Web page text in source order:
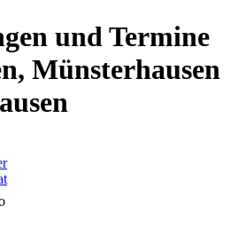
und Termine
Münsterhausen